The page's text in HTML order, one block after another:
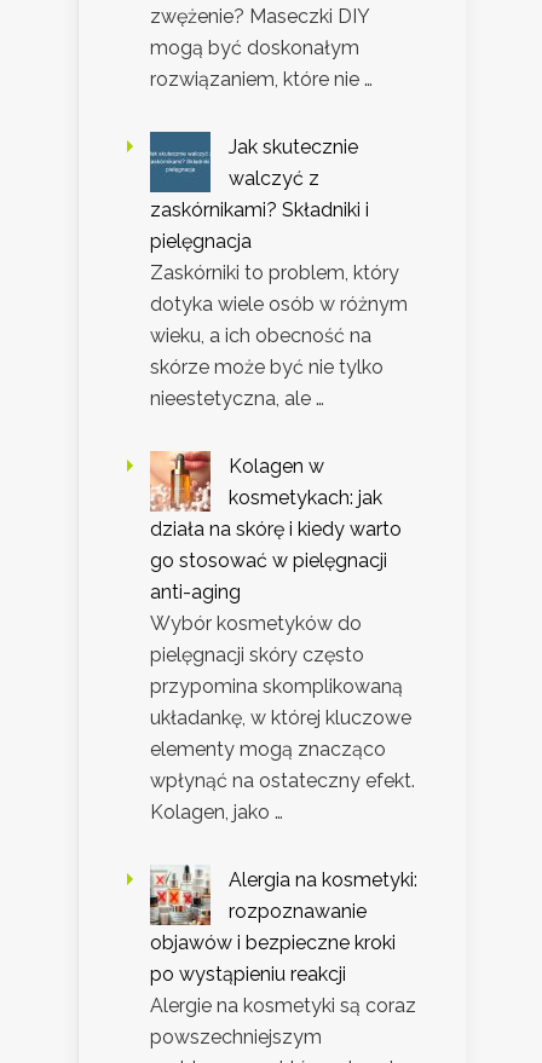
zwężenie? Maseczki DIY
mogą być doskonałym
rozwiązaniem, które nie …
Jak skutecznie
walczyć z
zaskórnikami? Składniki i
pielęgnacja
Zaskórniki to problem, który
dotyka wiele osób w różnym
wieku, a ich obecność na
skórze może być nie tylko
nieestetyczna, ale …
Kolagen w
kosmetykach: jak
działa na skórę i kiedy warto
go stosować w pielęgnacji
anti-aging
Wybór kosmetyków do
pielęgnacji skóry często
przypomina skomplikowaną
układankę, w której kluczowe
elementy mogą znacząco
wpłynąć na ostateczny efekt.
Kolagen, jako …
Alergia na kosmetyki:
rozpoznawanie
objawów i bezpieczne kroki
po wystąpieniu reakcji
Alergie na kosmetyki są coraz
powszechniejszym